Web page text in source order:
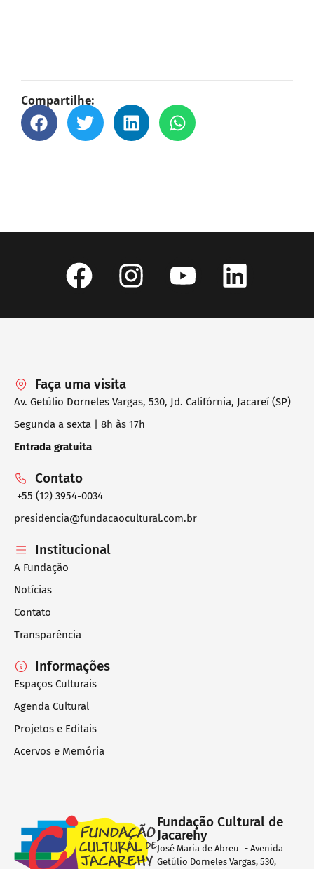
Compartilhe:
Faça uma visita
Av. Getúlio Dorneles Vargas, 530, Jd. Califórnia, Jacareí (SP)
Segunda a sexta | 8h às 17h
Entrada gratuita
Contato
+55 (12) 3954-0034
presidencia@fundacaocultural.com.br
Institucional
A Fundação
Notícias
Contato
Transparência
Informações
Espaços Culturais
Agenda Cultural
Projetos e Editais
Acervos e Memória
Fundação Cultural de
Jacarehy
José Maria de Abreu - Avenida
Getúlio Dorneles Vargas, 530,